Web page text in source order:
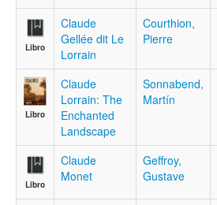
Libro
Claude
Gellée dit Le
Lorrain
Courthion,
Pierre
Libro
Claude
Lorrain: The
Enchanted
Landscape
Sonnabend,
Martín
Libro
Claude
Monet
Geffroy,
Gustave